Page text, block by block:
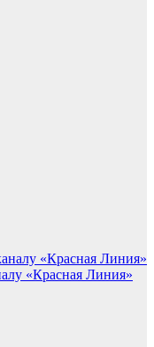
«Красная Линия»